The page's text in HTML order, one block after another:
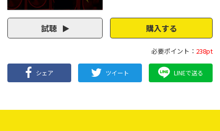
試聴 購入する
必要ポイント： 238pt
シェア ツイート LINEで送る